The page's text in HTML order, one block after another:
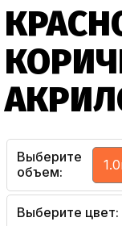
Выберите
объем:
Выберите цвет: